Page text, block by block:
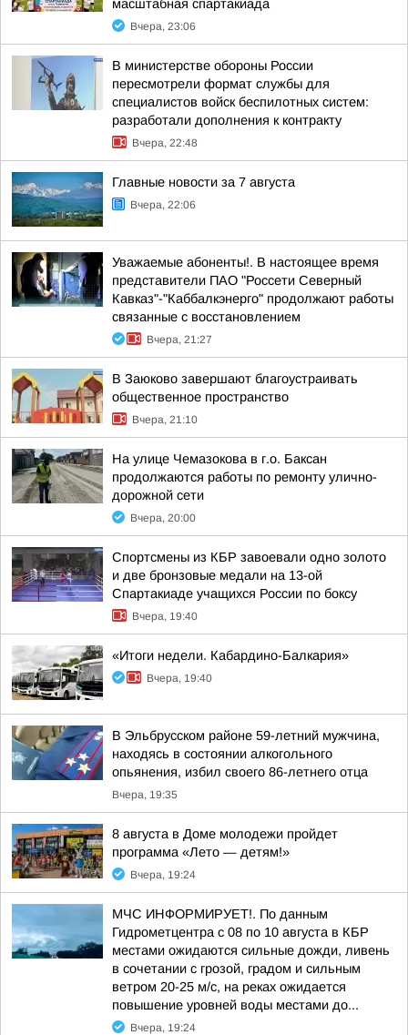
масштабная спартакиада
Вчера, 23:06
В министерстве обороны России
пересмотрели формат службы для
специалистов войск беспилотных систем:
разработали дополнения к контракту
Вчера, 22:48
Главные новости за 7 августа
Вчера, 22:06
Уважаемые абоненты!. В настоящее время
представители ПАО "Россети Северный
Кавказ"-"Каббалкэнерго" продолжают работы
связанные с восстановлением
Вчера, 21:27
В Заюково завершают благоустраивать
общественное пространство
Вчера, 21:10
На улице Чемазокова в г.о. Баксан
продолжаются работы по ремонту улично-
дорожной сети
Вчера, 20:00
Спортсмены из КБР завоевали одно золото
и две бронзовые медали на 13-ой
Спартакиаде учащихся России по боксу
Вчера, 19:40
«Итоги недели. Кабардино-Балкария»
Вчера, 19:40
В Эльбрусском районе 59-летний мужчина,
находясь в состоянии алкогольного
опьянения, избил своего 86-летнего отца
Вчера, 19:35
8 августа в Доме молодежи пройдет
программа «Лето — детям!»
Вчера, 19:24
МЧС ИНФОРМИРУЕТ!. По данным
Гидрометцентра с 08 по 10 августа в КБР
местами ожидаются сильные дожди, ливень
в сочетании с грозой, градом и сильным
ветром 20-25 м/с, на реках ожидается
повышение уровней воды местами до...
Вчера, 19:24